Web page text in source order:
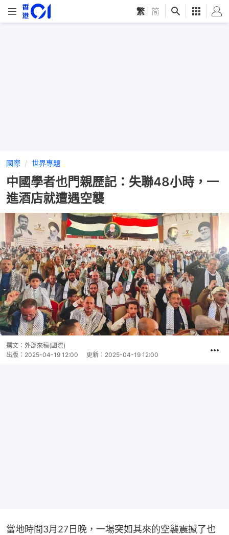
繁 简
國際 世界專題
中國學者也門親歷記：失聯48小時，一
進酒店就遭遇空襲
撰文： 外部來稿(國際)
出版： 2025-04-19 12:00 更新： 2025-04-19 12:00
當地時間3月27日晚，一場突如其來的空襲震撼了也